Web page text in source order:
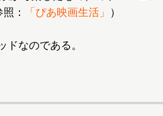
：
「ぴあ映画生活」 ）
なのである。